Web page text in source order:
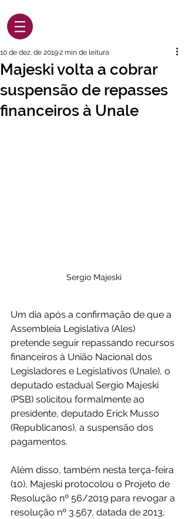
Majeski volta a cobrar
suspensão de repasses
financeiros à Unale
10 de dez. de 20192 min de leitura
Sergio Majeski
Um dia após a confirmação de que a
Assembleia Legislativa (Ales)
pretende seguir repassando recursos
financeiros à União Nacional dos
Legisladores e Legislativos (Unale), o
deputado estadual Sergio Majeski
(PSB) solicitou formalmente ao
presidente, deputado Erick Musso
(Republicanos), a suspensão dos
pagamentos.
Além disso, também nesta terça-feira
(10), Majeski protocolou o Projeto de
Resolução nº 56/2019 para revogar a
resolução nº 3.567, datada de 2013,